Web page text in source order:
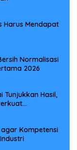
Harus Mendapat
Normalisasi
2026
Tunjukkan Hasil,
Kompetensi